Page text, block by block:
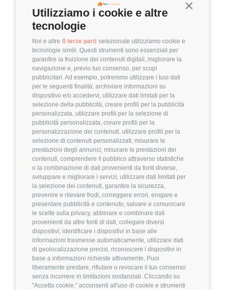
Continua
Utilizziamo i cookie e altre
tecnologie
Noi e altre 0 terze parti selezionate utilizziamo cookie e
tecnologie simili. Questi strumenti sono essenziali per
garantire la fruizione dei contenuti digitali, migliorare la
navigazione e, previo tuo consenso, per scopi
pubblicitari. Ad esempio, potremmo utilizzare i tuoi dati
per le seguenti finalità: archiviare informazioni su
dispositivo e/o accedervi, utilizzare dati limitati per la
selezione della pubblicità, creare profili per la pubblicità
personalizzata, utilizzare profili per la selezione di
pubblicità personalizzata, creare profili per la
personalizzazione dei contenuti, utilizzare profili per la
selezione di contenuti personalizzati, misurare le
prestazioni degli annunci, misurare le prestazioni dei
contenuti, comprendere il pubblico attraverso statistiche
o la combinazione di dati provenienti da fonti diverse,
sviluppare e migliorare i servizi, utilizzare dati limitati per
la selezione dei contenuti, garantire la sicurezza,
prevenire e rilevare frodi, correggere errori, erogare e
presentare pubblicità e contenuto, salvare e comunicare
le scelte sulla privacy, abbinare e combinare dati
provenienti da altre fonti di dati, collegare diversi
dispositivi, identificare i dispositivi in base alle
informazioni trasmesse automaticamente, utilizzare dati
di geolocalizzazione precisi, riconoscere i dispositivi in
base a informazioni richieste attivamente. Puoi
liberamente prestare, rifiutare o revocare il tuo consenso
senza incorrere in limitazioni sostanziali. Cliccando su
"Accetta cookie," acconsenti all'uso di cookie e strumenti
System Administrator
3.8 FuffAnnuncio Score
💰 ~ 50.000€ - 60.000€ all'anno
📍 Milano 🏢 Ibrido💼 Middle/Senior
DevOps
Linux VMware
Dettagli ➡️
Hiring Partner
Product Engineer
🏢 Welyk x Callimacus.ai
4 FuffAnnuncio Score
💰 Fino a 85.000€ all'anno
📍 Milano🏢 On-Site (fase iniziale) poi Ibrido
💼 Middle/Senior